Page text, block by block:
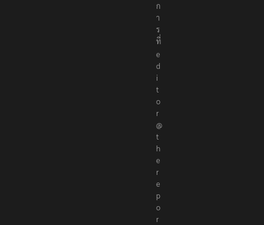
ก
า
ร
ที่
e
d
i
t
o
r
@
t
h
e
r
e
p
o
r